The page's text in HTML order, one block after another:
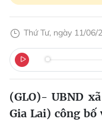
Thứ Tư, ngày 11/06/
(GLO)- UBND
Gia Lai) công